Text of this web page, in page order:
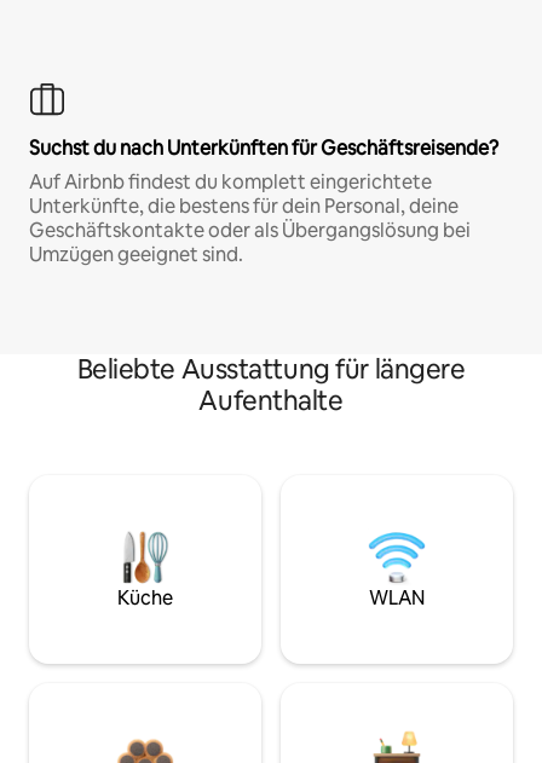
Suchst du nach Unterkünften für Geschäftsreisende?
Auf Airbnb findest du komplett eingerichtete
Unterkünfte, die bestens für dein Personal, deine
Geschäftskontakte oder als Übergangslösung bei
Umzügen geeignet sind.
Beliebte Ausstattung für längere
Aufenthalte
Küche WLAN